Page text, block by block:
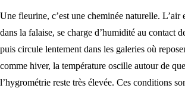
Une fleurine, c’est une cheminée naturelle. L’air
dans la falaise, se charge d’humidité au contact
puis circule lentement dans les galeries où
comme hiver, la température oscille autour de
l’hygrométrie reste très élevée. Ces conditions